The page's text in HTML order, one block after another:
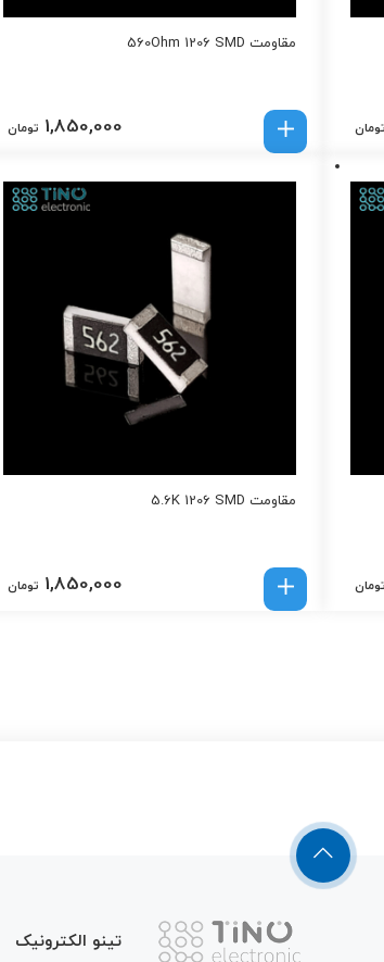
تومان
مقاومت 560Ohm 1206 SMD
1,850,000 تومان
تومان
مقاومت 5.6K 1206 SMD
1,850,000 تومان
تینو الکترونیک